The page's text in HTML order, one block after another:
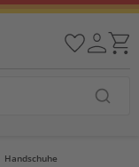
Handschuhe